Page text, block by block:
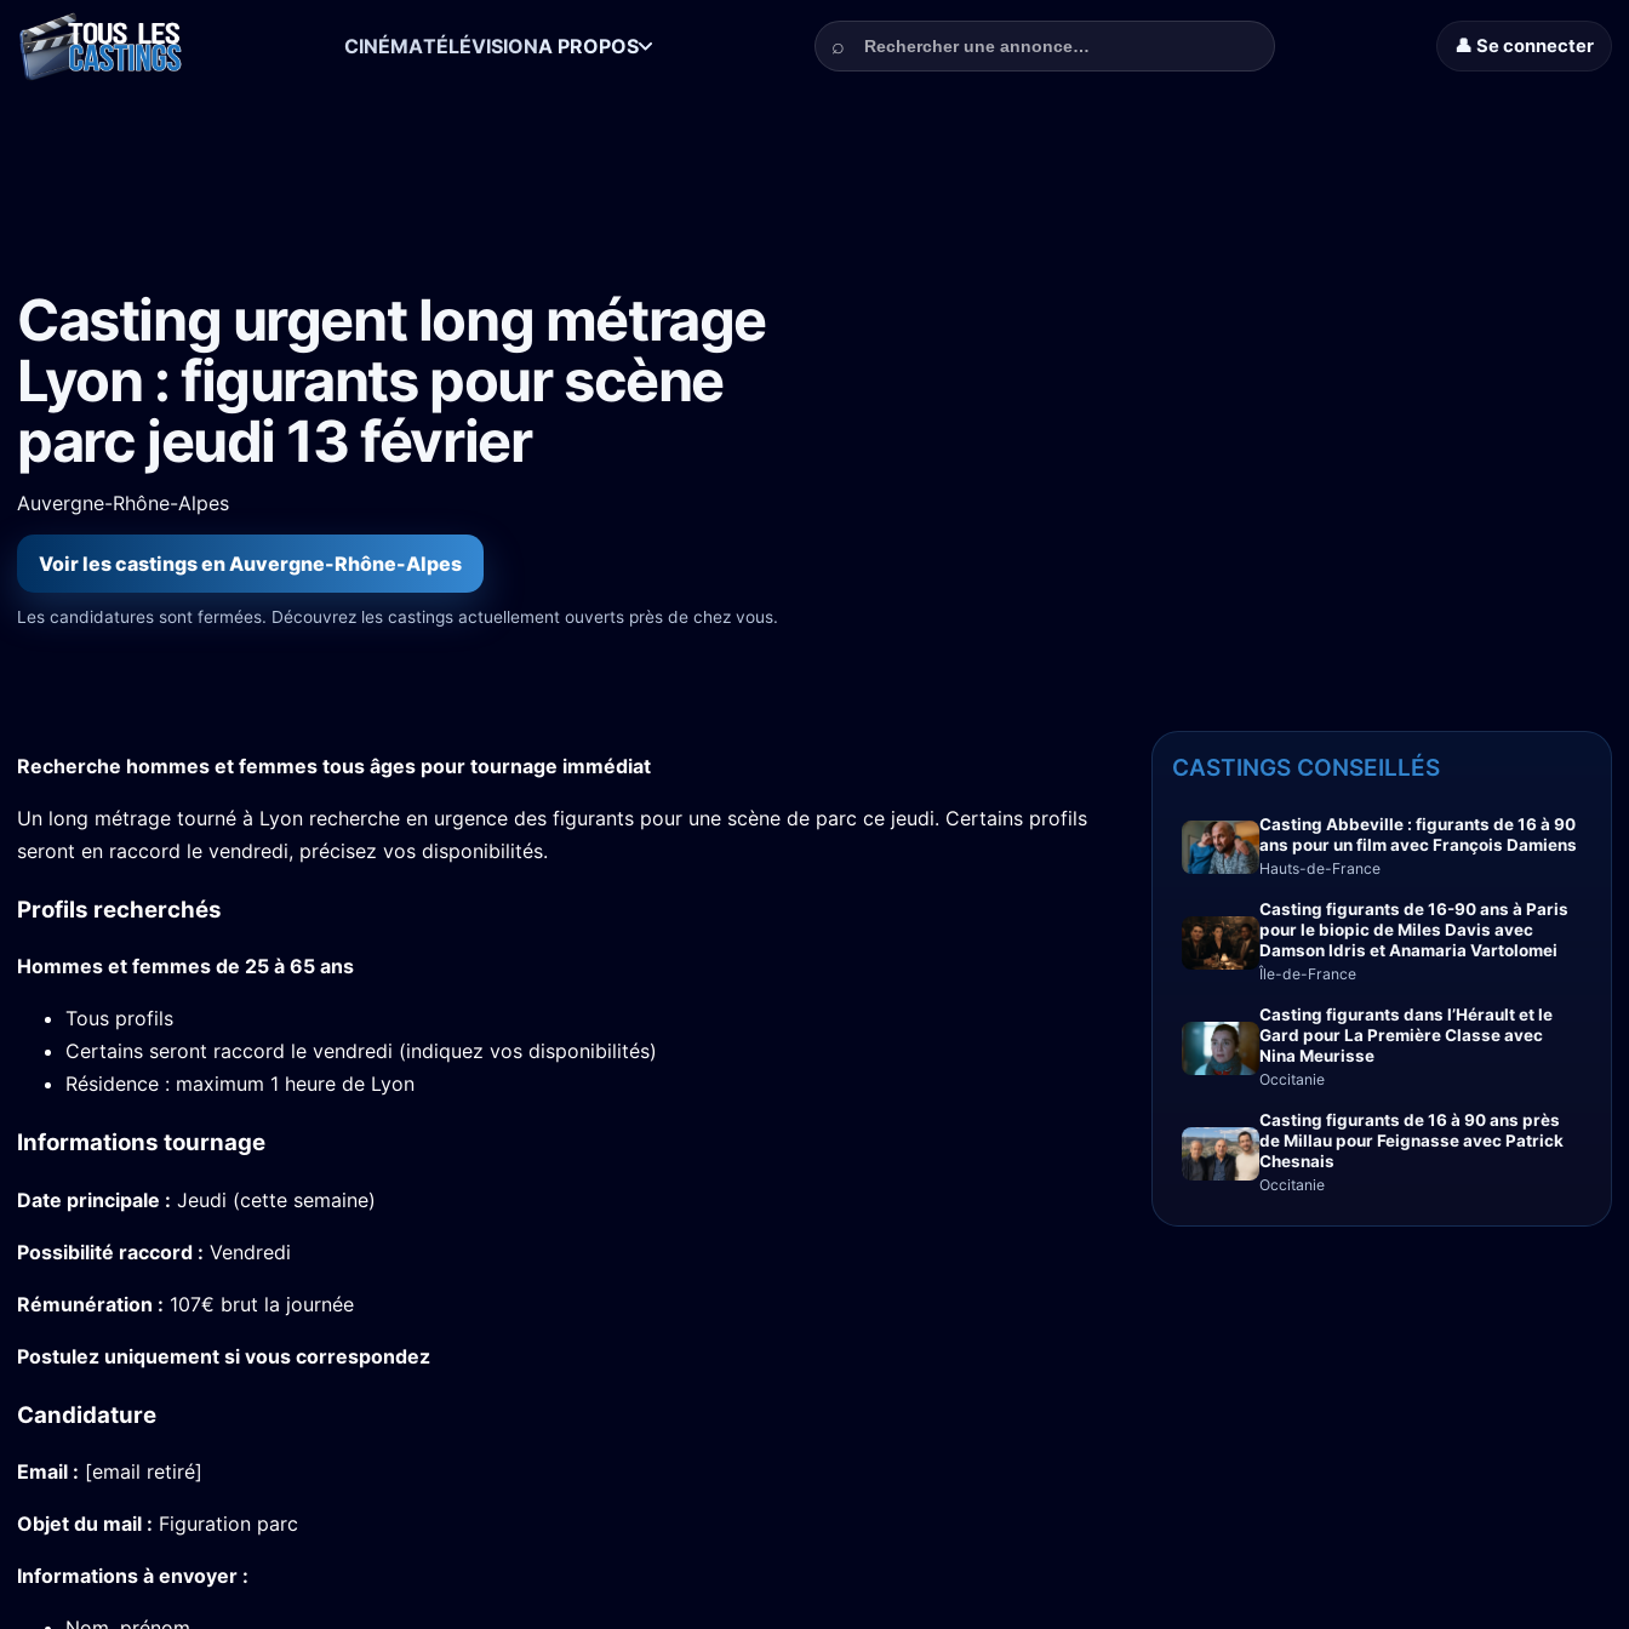
CINÉMATÉLÉVISIONA PROPOS Rechercher une annonce
⌕ 👤 Se connecter
Casting urgent long métrage
Lyon : figurants pour scène
parc jeudi 13 février
Auvergne-Rhône-Alpes
Voir les castings en Auvergne-Rhône-Alpes
Les candidatures sont fermées. Découvrez les castings actuellement ouverts près de chez vous.
Recherche hommes et femmes tous âges pour tournage immédiat
Un long métrage tourné à Lyon recherche en urgence des figurants pour une scène de parc ce jeudi. Certains profils
seront en raccord le vendredi, précisez vos disponibilités.
Profils recherchés
Hommes et femmes de 25 à 65 ans
Tous profils
Certains seront raccord le vendredi (indiquez vos disponibilités)
Résidence : maximum 1 heure de Lyon
Informations tournage
Date principale : Jeudi (cette semaine)
Possibilité raccord : Vendredi
Rémunération : 107€ brut la journée
Postulez uniquement si vous correspondez
Candidature
Email : [email retiré]
Objet du mail : Figuration parc
Informations à envoyer :
CASTINGS CONSEILLÉS
Casting Abbeville : figurants de 16 à 90
ans pour un film avec François Damiens
Hauts-de-France
Casting figurants de 16-90 ans à Paris
pour le biopic de Miles Davis avec
Damson Idris et Anamaria Vartolomei
Île-de-France
Casting figurants dans l’Hérault et le
Gard pour La Première Classe avec
Nina Meurisse
Occitanie
Casting figurants de 16 à 90 ans près
de Millau pour Feignasse avec Patrick
Chesnais
Occitanie